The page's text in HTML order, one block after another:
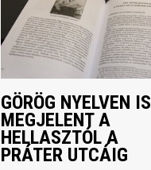
GÖRÖG NYELVEN IS
MEGJELENT A
HELLASZTÓL A
PRÁTER UTCÁIG